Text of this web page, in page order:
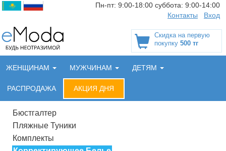
Пн-пт: 9:00-18:00 суббота: 9:00-14:00
Контакты
Вход
Скидка на первую
покупку 500 тг
ЖЕНЩИНАМ МУЖЧИНАМ ДЕТЯМ
РАСПРОДАЖА АКЦИЯ ДНЯ
Бюстгалтер
Пляжные Туники
Комплекты